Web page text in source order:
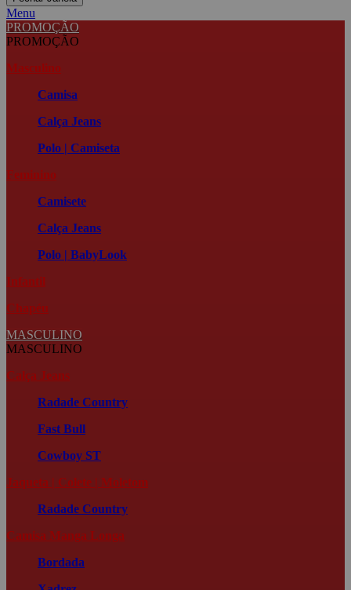
Menu
PROMOÇÃO
PROMOÇÃO
Masculino
Camisa
Calça Jeans
Polo | Camiseta
Feminino
Camisete
Calça Jeans
Polo | BabyLook
Infantil
Chapéu
MASCULINO
MASCULINO
Calça Jeans
Radade Country
Fast Bull
Cowboy ST
Jaqueta | Colete | Moletom
Radade Country
Camisa Manga Longa
Bordada